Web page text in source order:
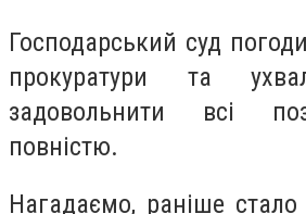
Господарський суд
прокуратури та
задовольнити всі
повністю.
Нагадаємо, раніше